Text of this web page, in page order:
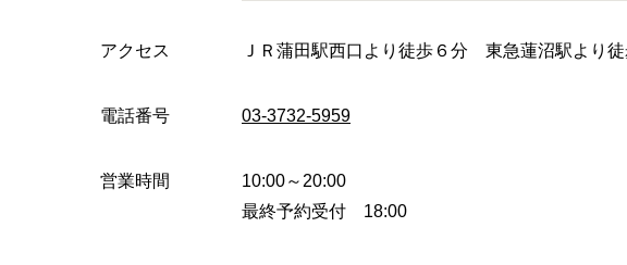
アクセス ＪＲ蒲田駅西口より徒歩６分 東急蓮沼駅より
電話番号 03-3732-5959
営業時間
10:00～20:00
最終予約受付 18:00